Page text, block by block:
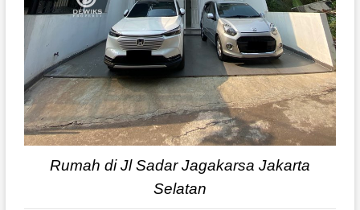
Rumah di Jl Sadar Jagakarsa Jakarta
Selatan